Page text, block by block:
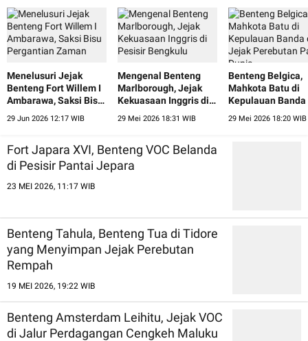
Menelusuri Jejak
Benteng Fort Willem I
Ambarawa, Saksi Bisu
29 Jun 2026 12:17 WIB
Mengenal Benteng
Marlborough, Jejak
Kekuasaan Inggris di
29 Mei 2026 18:31 WIB
Benteng Belgica,
Mahkota Batu di
Kepulauan Banda
Dunia
29 Mei 2026 18:20 WIB
Fort Japara XVI, Benteng VOC Belanda
di Pesisir Pantai Jepara
23 MEI 2026, 11:17 WIB
Benteng Tahula, Benteng Tua di Tidore
yang Menyimpan Jejak Perebutan
Rempah
19 MEI 2026, 19:22 WIB
Benteng Amsterdam Leihitu, Jejak VOC
di Jalur Perdagangan Cengkeh Maluku